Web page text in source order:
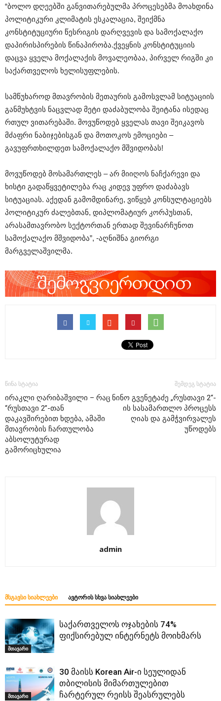
“ბოლო დღეებში განვითარებულმა პროცესებმა მოახდინა
პოლიტიკური კლიმატის ესკალაცია, შეიქმნა
კონსტიტუციური წესრიგის დარღვევის და სამოქალაქო
დაპირისპირების წინაპირობა.ქვეყნის კონსტიტუციის
დაცვა ყველა მოქალაქის მოვალეობაა, პირველ რიგში კი
საქართველოს ხელისუფლების.
სამწუხაროდ მთავრობის მეთაურის გამოსვლამ სიტუაციის
განმუხტვის ნაცვლად მეტი დაძაბულობა შეიტანა ისედაც
რთულ ვითარებაში. მოვუწოდებ ყველას თავი შეიკავოს
მძაფრი ნაბიჯებისგან და მოთოკოს ემოციები –
გავუფრთხილდეთ სამოქალაქო მშვიდობას!
მოვუწოდებ მოსამართლეს – არ მიიღოს ნაჩქარევი და
ხისტი გადაწყვეტილება რაც კიდევ უფრო დაძაბავს
სიტუაციას. აქედან გამომდინარე, ვიწყებ კონსულტაციებს
პოლიტიკურ ძალებთან, დიპლომატიურ კორპუსთან,
არასამთავრობო სექტორთან ერთად შევინარჩუნოთ
სამოქალაქო მშვიდობა”, -აღნიშნა გიორგი
მარგველაშვილმა.
წინა სტატია
ირაკლი ღარიბაშვილი – რაც
“რუსთავი 2”-თან
დაკავშირებით ხდება, ამაში
მთავრობის ჩართულობა
აბსოლუტურად
გამორიცხულია
შემდეგ სტატია
ნინო გვენეტაძე „რუსთავი 2“-
ის სასამართლო პროცესს
ღიას და გამჭვირვალეს
უწოდებს
admin
ᲛᲡᲒᲐᲕᲡᲘ ᲡᲘᲐᲮᲚᲔᲔᲑᲘ ᲐᲕᲢᲝᲠᲘᲡ ᲡᲮᲕᲐ ᲡᲘᲐᲮᲚᲔᲔᲑᲘ
მთავარი
საქართველოს ოჯახების 74%
ფიქსირებულ ინტერნეტს მოიხმარს
მთავარი
30 მაისს Korean Air-ი სეულიდან
თბილისის მიმართულებით
ჩარტერულ რეისს შეასრულებს